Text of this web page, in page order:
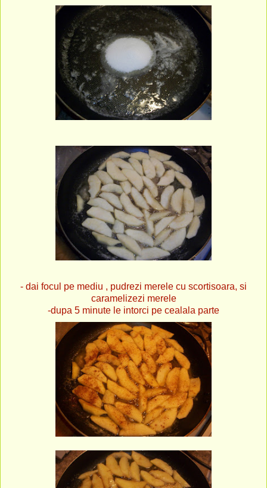
- dai focul pe mediu , pudrezi merele cu scortisoara, si
caramelizezi merele
-dupa 5 minute le intorci pe cealala parte